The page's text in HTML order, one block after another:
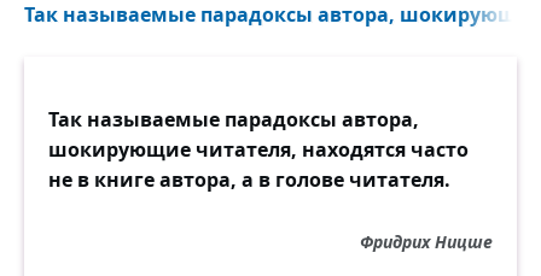
Так называемые парадоксы автора,
Так называемые парадоксы автора,
шокирующие читателя, находятся часто
не в книге автора, а в голове читателя.
Фридрих Ницше